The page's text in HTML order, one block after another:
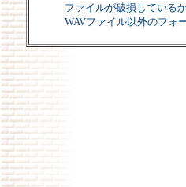
ファイルが破損している
WAVファイル以外のフォ